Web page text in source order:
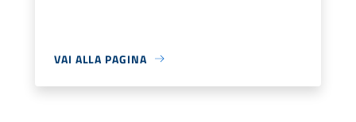
VAI ALLA PAGINA